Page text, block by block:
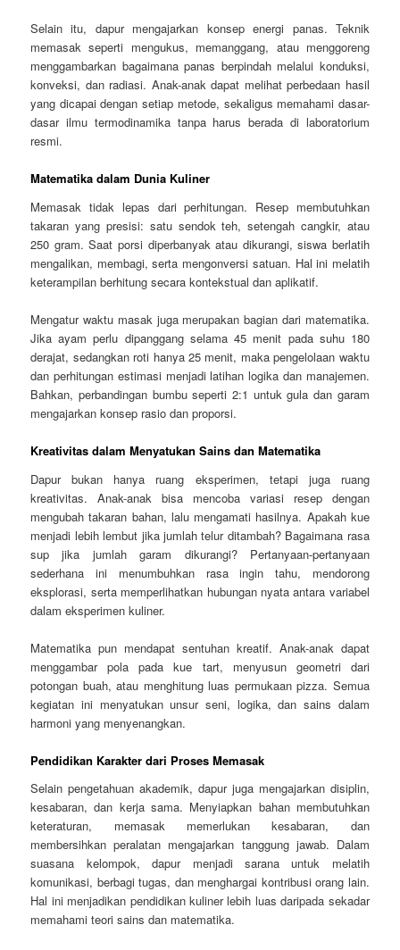
Selain itu, dapur mengajarkan konsep energi panas. Teknik
memasak seperti mengukus, memanggang, atau menggoreng
menggambarkan bagaimana panas berpindah melalui konduksi,
konveksi, dan radiasi. Anak-anak dapat melihat perbedaan hasil
yang dicapai dengan setiap metode, sekaligus memahami dasar-
dasar ilmu termodinamika tanpa harus berada di laboratorium
resmi.
Matematika dalam Dunia Kuliner
Memasak tidak lepas dari perhitungan. Resep membutuhkan
takaran yang presisi: satu sendok teh, setengah cangkir, atau
250 gram. Saat porsi diperbanyak atau dikurangi, siswa berlatih
mengalikan, membagi, serta mengonversi satuan. Hal ini melatih
keterampilan berhitung secara kontekstual dan aplikatif.
Mengatur waktu masak juga merupakan bagian dari matematika.
Jika ayam perlu dipanggang selama 45 menit pada suhu 180
derajat, sedangkan roti hanya 25 menit, maka pengelolaan waktu
dan perhitungan estimasi menjadi latihan logika dan manajemen.
Bahkan, perbandingan bumbu seperti 2:1 untuk gula dan garam
mengajarkan konsep rasio dan proporsi.
Kreativitas dalam Menyatukan Sains dan Matematika
Dapur bukan hanya ruang eksperimen, tetapi juga ruang
kreativitas. Anak-anak bisa mencoba variasi resep dengan
mengubah takaran bahan, lalu mengamati hasilnya. Apakah kue
menjadi lebih lembut jika jumlah telur ditambah? Bagaimana rasa
sup jika jumlah garam dikurangi? Pertanyaan-pertanyaan
sederhana ini menumbuhkan rasa ingin tahu, mendorong
eksplorasi, serta memperlihatkan hubungan nyata antara variabel
dalam eksperimen kuliner.
Matematika pun mendapat sentuhan kreatif. Anak-anak dapat
menggambar pola pada kue tart, menyusun geometri dari
potongan buah, atau menghitung luas permukaan pizza. Semua
kegiatan ini menyatukan unsur seni, logika, dan sains dalam
harmoni yang menyenangkan.
Pendidikan Karakter dari Proses Memasak
Selain pengetahuan akademik, dapur juga mengajarkan disiplin,
kesabaran, dan kerja sama. Menyiapkan bahan membutuhkan
keteraturan, memasak memerlukan kesabaran, dan
membersihkan peralatan mengajarkan tanggung jawab. Dalam
suasana kelompok, dapur menjadi sarana untuk melatih
komunikasi, berbagi tugas, dan menghargai kontribusi orang lain.
Hal ini menjadikan pendidikan kuliner lebih luas daripada sekadar
memahami teori sains dan matematika.